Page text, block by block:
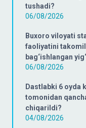
tushadi?
06/08/2026
Buxoro viloyati
faoliyatini
bag‘ishlangan
06/08/2026
Dastlabki 6 oyda
tomonidan
chiqarildi?
04/08/2026